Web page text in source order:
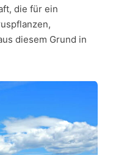
die für ein
diesem Grund in